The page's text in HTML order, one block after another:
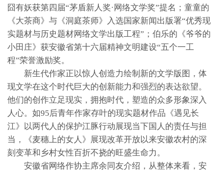
囧有妖获第四届“茅盾新人奖·网络文学奖”提名；童童的
《大茶商》与《洞庭茶师》入选国家新闻出版署“优秀现
实题材与历史题材网络文学出版工程”；伯乐的《爷爷的
小田庄》获安徽省第十六届精神文明建设“五个一工
程”荣誉激励奖。
新生代作家正以惊人创造力绘制新的文学版图，体
现文学在这个时代巨大的创新能力和强烈的表达欲望。
他们的创作立足现实，拥抱时代，塑造的众多形象深入
人心。如95后青年作家存叶的现实题材作品《遇见长
江》以两代人的保护江豚行动展现当下国人的责任与担
当，《麦穗上的女人》展现改革开放以来安徽农村的深
刻变革和乡村女性百折不挠的旺盛生命力。
安徽省网络作协主席余同友介绍，从整体来看，安